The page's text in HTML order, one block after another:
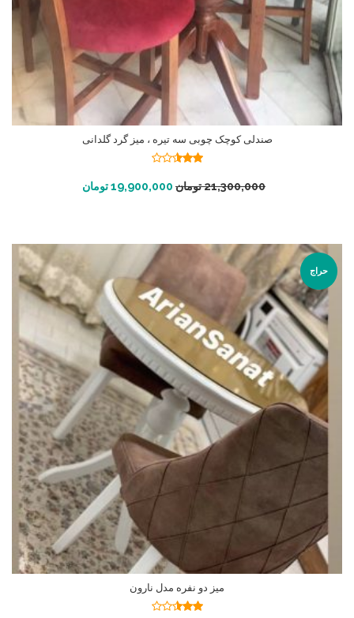
صندلی کوچک چوبی سه تیره ، میز گرد گلدانی
از 5 21,300,000تومان 19,900,000تومان افزودن به سبد خرید
حراج
ميز دو نفره مدل نارون